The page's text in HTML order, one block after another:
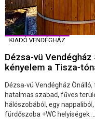
KIADÓ VENDÉGHÁZ
Dézsa-vü Vendégház
kényelem a Tisza-
Dézsa-vü Vendégház
hatalmas szabad, fűves
hálószobából, egy
fürdőszoba +WC helyiségek ...